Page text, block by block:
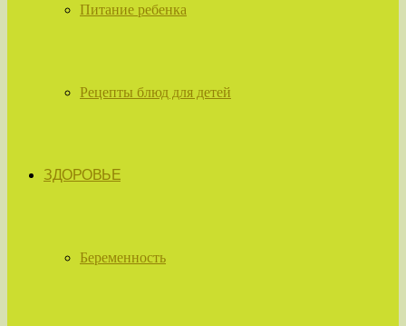
Питание ребенка
Рецепты блюд для детей
ЗДОРОВЬЕ
Беременность